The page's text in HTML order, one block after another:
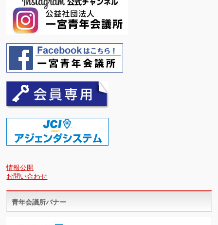
情報公開
お問い合わせ
青年会議所バナー